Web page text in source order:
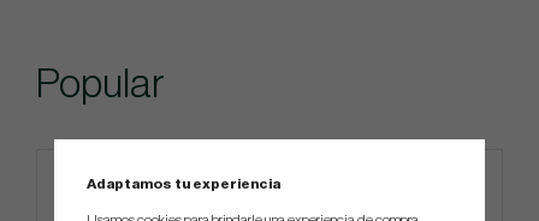
Popular
Adaptamos tu experiencia